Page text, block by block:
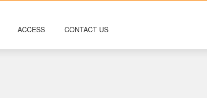
ACCESS CONTACT US